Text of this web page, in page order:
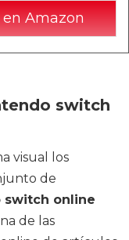
Amazon
switch
visual los
de
switch online
de las